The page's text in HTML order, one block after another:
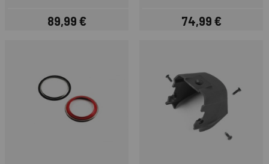
Precio
89,99 € Precio
74,99 €